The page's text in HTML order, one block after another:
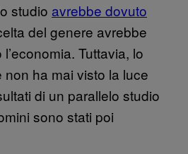
studio avrebbe dovuto
del genere avrebbe
Tuttavia, lo
ha mai visto la luce
di un parallelo studio
sono stati poi